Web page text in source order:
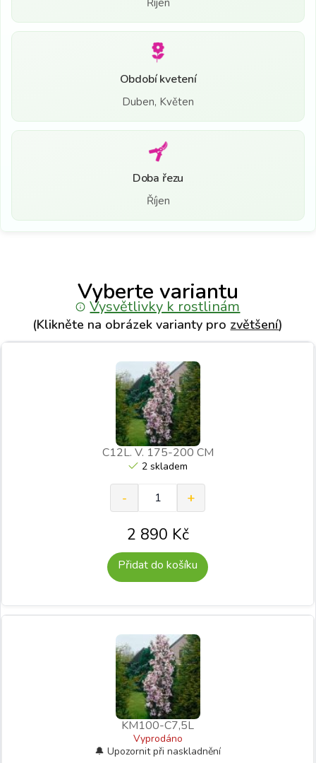
Říjen
Období kvetení
Duben, Květen
Doba řezu
Říjen
Vyberte variantu
Vysvětlivky k rostlinám
(Klikněte na obrázek varianty pro zvětšení)
C12L. V. 175-200 CM
2 skladem
2 890 Kč
Přidat do košíku
KM100-C7,5L
Vyprodáno